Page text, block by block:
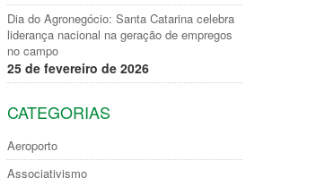
Dia do Agronegócio: Santa Catarina celebra
liderança nacional na geração de empregos
no campo
25 de fevereiro de 2026
CATEGORIAS
Aeroporto
Associativismo